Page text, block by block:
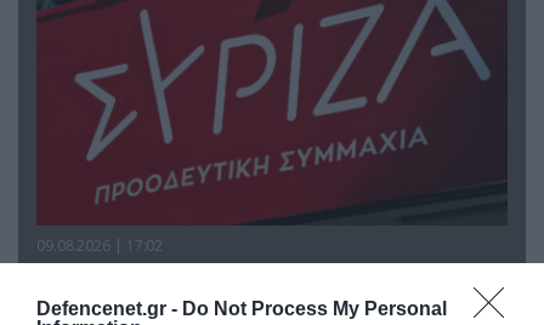
Defencenet.gr - Do Not Process My Personal
09.08.2026 | 17:02
έχει συνέχεια και συνέπεια»